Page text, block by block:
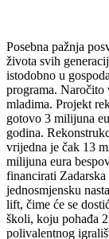
Posebna pažnja
života svih
istodobno u
programa. Naročito
mladima. Projekt
gotovo 3 milijuna
godina.
vrijedna je čak 13
milijuna eura
financirati
jednosmjensku
lift, čime će se
školi, koju pohađa
polivalentnog